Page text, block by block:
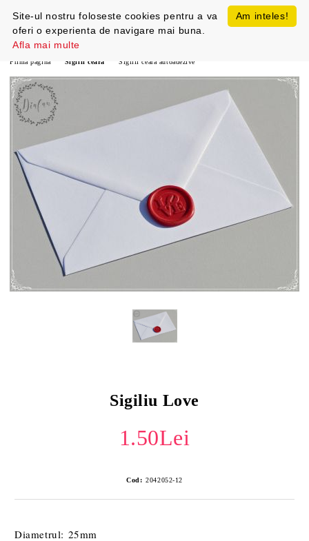
Prima pagină Sigilii ceara Sigilii ceara autoadezive
Sigiliu Love
1.50Lei
Cod: 2042052-12
Diametrul: 25mm
Am inteles!
Site-ul nostru foloseste cookies pentru a va
oferi o experienta de navigare mai buna.
Afla mai multe